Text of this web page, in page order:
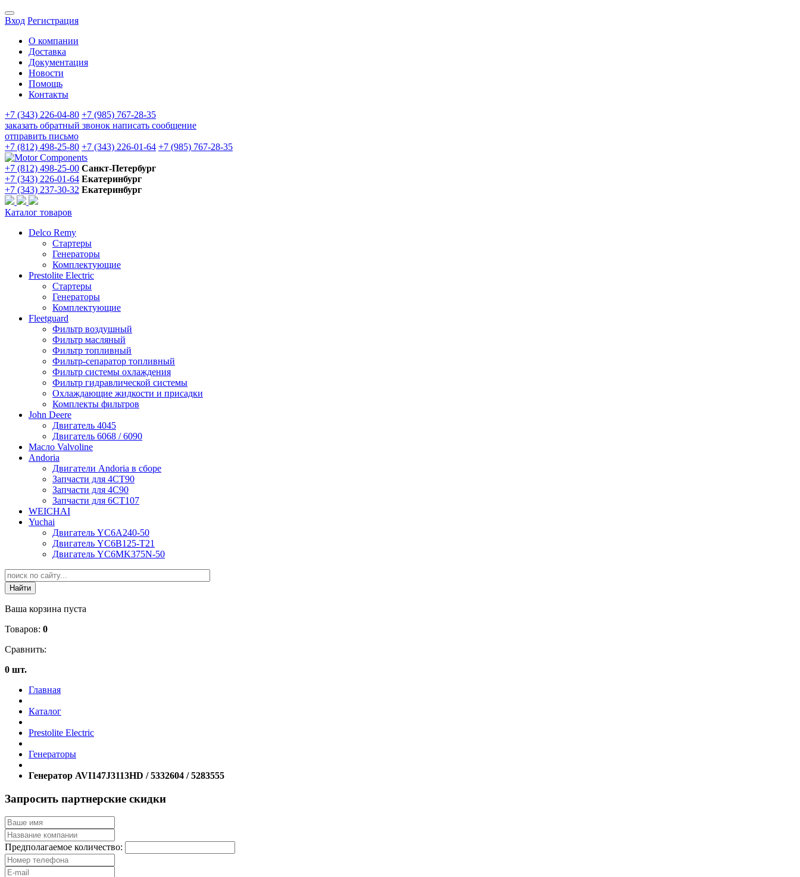
Вход Регистрация
О компании
Доставка
Документация
Новости
Помощь
Контакты
+7 (343) 226-04-80 +7 (985) 767-28-35
заказать обратный звонок написать сообщение
отправить письмо
+7 (812) 498-25-80 +7 (343) 226-01-64 +7 (985) 767-28-35
+7 (812) 498-25-00 Санкт-Петербург
+7 (343) 226-01-64 Екатеринбург
+7 (343) 237-30-32 Екатеринбург
Каталог товаров
Delco Remy
Стартеры
Генераторы
Комплектующие
Prestolite Electric
Стартеры
Генераторы
Комплектующие
Fleetguard
Фильтр воздушный
Фильтр масляный
Фильтр топливный
Фильтр-сепаратор топливный
Фильтр системы охлаждения
Фильтр гидравлической системы
Охлаждающие жидкости и присадки
Комплекты фильтров
John Deere
Двигатель 4045
Двигатель 6068 / 6090
Масло Valvoline
Andoria
Двигатели Andoria в сборе
Запчасти для 4CT90
Запчасти для 4С90
Запчасти для 6CT107
WEICHAI
Yuchai
Двигатель YC6A240-50
Двигатель YC6B125-T21
Двигатель YC6MK375N-50
Ваша корзина пуста
Товаров: 0
Сравнить:
0 шт.
Главная
Каталог
Prestolite Electric
Генераторы
Генератор AVI147J3113HD / 5332604 / 5283555
Запросить партнерские скидки
Предполагаемое количество: